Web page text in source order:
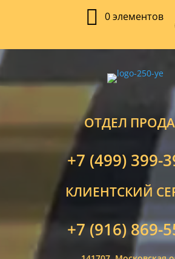
0 элементов
ОТДЕЛ
+7 (499) 399-
КЛИЕНТСКИЙ
+7 (916) 869-